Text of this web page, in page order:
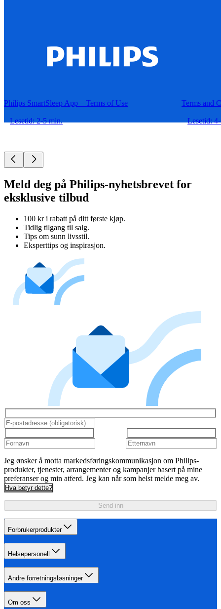
Philips SmartSleep App – Terms of Use
Lesetid: 2-5 min.
Terms and
Lesetid:
Meld deg på Philips-nyhetsbrevet for
eksklusive tilbud
100 kr i rabatt på ditt første kjøp.
Tidlig tilgang til salg.
Tips om sunn livsstil.
Eksperttips og inspirasjon.
Jeg ønsker å motta markedsføringskommunikasjon om Philips-
produkter, tjenester, arrangementer og kampanjer basert på mine
preferanser og min atferd. Jeg kan når som helst melde meg av.
Hva betyr dette?
Send inn
Forbrukerprodukter
Helsepersonell
Andre forretningsløsninger
Om oss